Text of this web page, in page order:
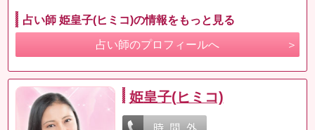
占い師 姫皇子(ヒミコ)の情報をもっと見る
占い師のプロフィールへ
姫皇子(ヒミコ)